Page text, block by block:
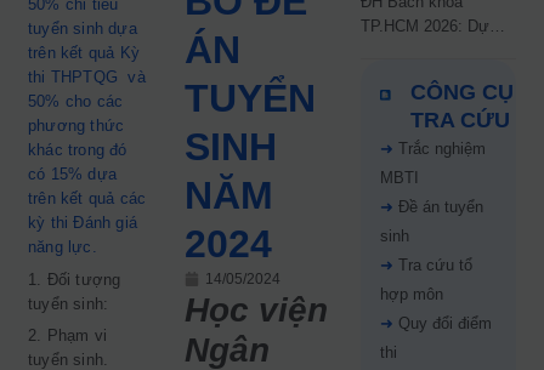
50% chỉ tiêu
tuyển sinh dựa
trên kết quả Kỳ
thi THPTQG và
50% cho các
phương thức
khác trong đó
có 15% dựa
trên kết quả các
kỳ thi Đánh giá
năng lực.
1. Đối tượng
tuyển sinh:
2. Phạm vi
tuyển sinh.
ÁN
TUYỂN
SINH
NĂM
2024
14/05/2024
Học viện
Ngân
TP.HCM 2026: Dự
67%
CÔNG CỤ
TRA CỨU
➜ Trắc nghiệm
MBTI
➜ Đề án tuyển
sinh
➜ Tra cứu tổ
hợp môn
➜ Quy đổi điểm
thi